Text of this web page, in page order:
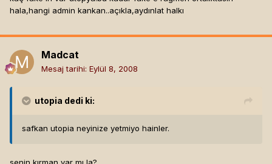
hala,hangi admin kankan..açıkla,aydınlat halkı
Madcat
Mesaj tarihi: Eylül 8, 2008
utopia dedi ki:
safkan utopia neyinize yetmiyo hainler.